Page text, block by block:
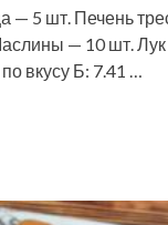
— 5 шт. Печень
— 10 шт.
вкусу Б: 7.41 …